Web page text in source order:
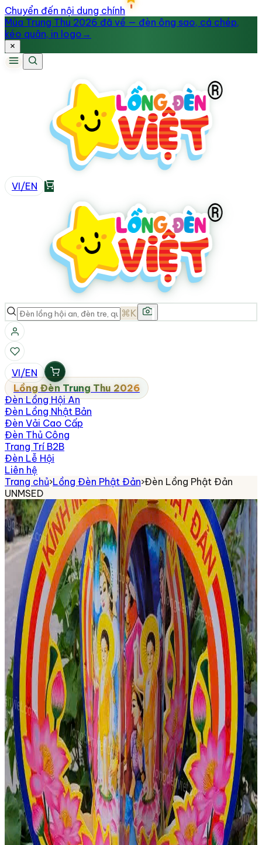
Chuyển đến nội dung chính
Mùa Trung Thu 2026 đã về — đèn ông sao, cá chép,
kéo quân, in logo →
VI/EN
⌘K
VI/EN
Lồng Đèn Trung Thu 2026
Đèn Lồng Hội An
Đèn Lồng Nhật Bản
Đèn Vải Cao Cấp
Đèn Thủ Công
Trang Trí B2B
Đèn Lễ Hội
Liên hệ
Trang chủ›Lồng Đèn Phật Đản›Đèn Lồng Phật Đản
UNMSED